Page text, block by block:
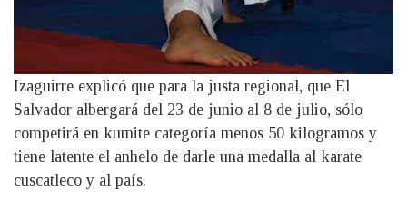
Izaguirre explicó que para la justa regional, que El
Salvador albergará del 23 de junio al 8 de julio, sólo
competirá en kumite categoría menos 50 kilogramos y
tiene latente el anhelo de darle una medalla al karate
cuscatleco y al país.